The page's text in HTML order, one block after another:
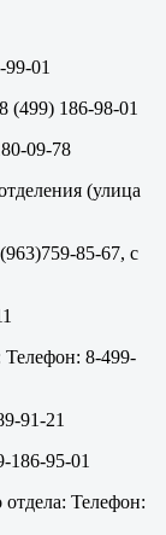
01
(499) 186-98-01
09-78
(улица
85-67, с
Телефон: 8-499-
91-21
186-95-01
Телефон: